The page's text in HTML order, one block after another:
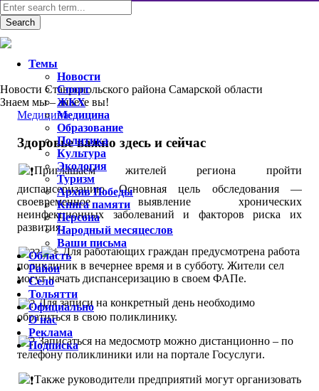
Новости Ставропольского района Самарской области
Знаем мы – знаете вы!
Медицина
Здоровье важно здесь и сейчас
Приглашаем жителей региона пройти
диспансеризацию. Основная цель обследования —
своевременное выявление хронических
неинфекционных заболеваний и факторов риска их
развития.
Для работающих граждан предусмотрена работа
поликлиник в вечернее время и в субботу. Жители сел
могут начать диспансеризацию в своем ФАПе.
Для записи на конкретный день необходимо
обратиться в свою поликлинику.
Записаться на медосмотр можно дистанционно – по
телефону поликлиники или на портале Госуслуги.
Также руководители предприятий могут организовать
Темы
Новости
Спорт
ЖКХ
Медицина
Образование
Политика
Культура
Экология
Туризм
Архив Победы
Книга памяти
Персона
Народный месяцеслов
Ваши письма
Область
Район
Село
Тольятти
Официально
О нас
Реклама
Подписка